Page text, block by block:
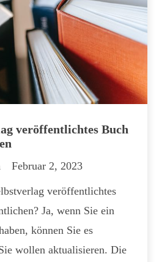
veröffentlichtes Buch
Februar 2, 2023
veröffentlichtes
Ja, wenn Sie ein
können Sie es
wollen aktualisieren. Die